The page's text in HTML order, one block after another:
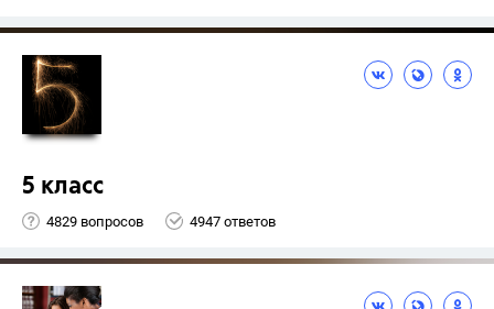
5 класс
4829 вопросов 4947 ответов